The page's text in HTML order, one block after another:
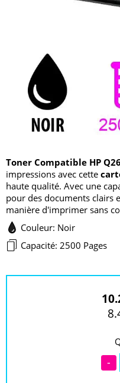
Toner Compatible HP
impressions avec cette
haute qualité. Avec une
pour des documents clairs
manière d'imprimer sans
Couleur: Noir
Capacité: 2500 Pages
-